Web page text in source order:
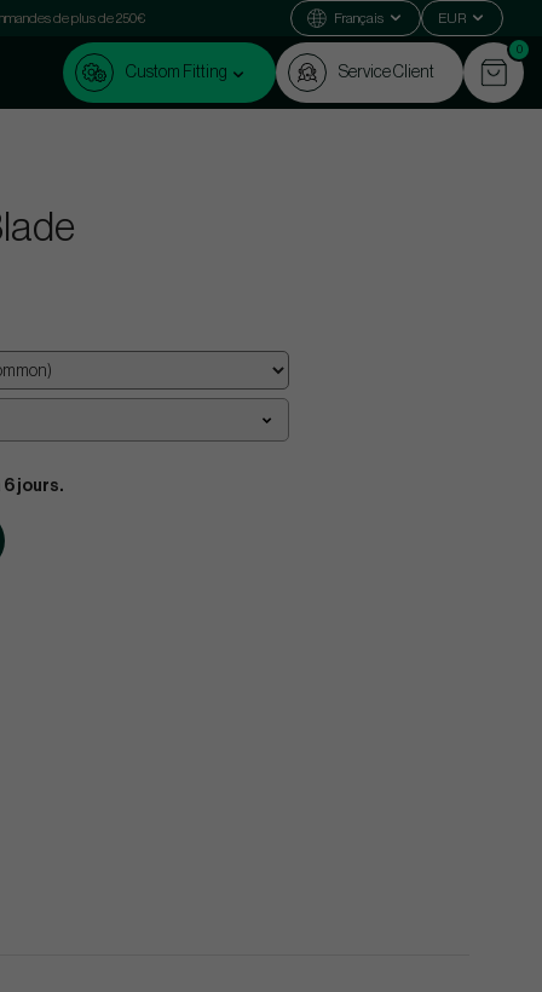
de plus de 250€ Français EUR
Custom Fitting Service Client
0
6 jours.